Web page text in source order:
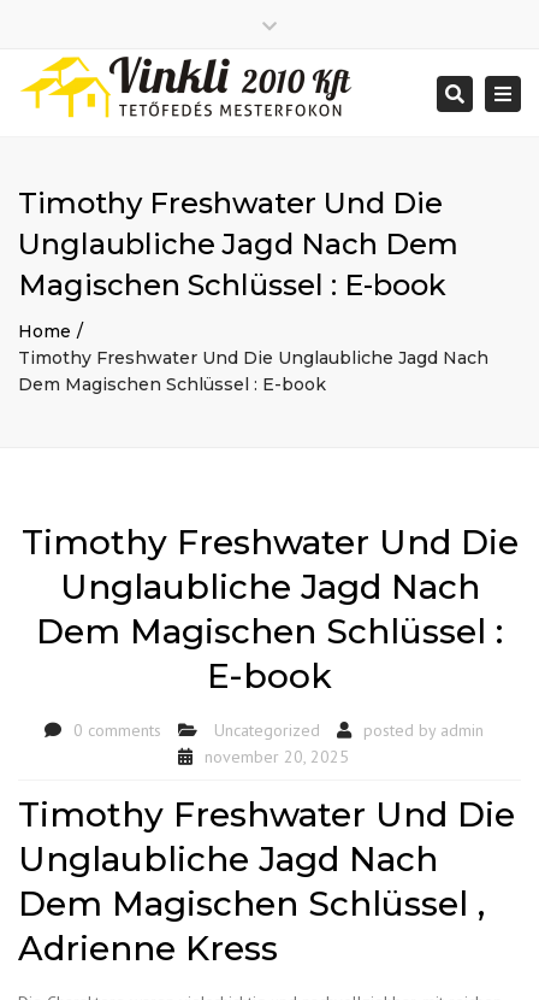
2026 január
2025 december
2025 augusztus
2025 július
2025 június
2020 december
Big buildings
Home
Project
Bejelentkezés
top
bar
Search
Timothy Freshwater Und Die
Unglaubliche Jagd Nach Dem
Magischen Schlüssel : E-book
Home
Timothy Freshwater Und Die Unglaubliche Jagd Nach
Dem Magischen Schlüssel : E-book
Timothy Freshwater Und Die
Unglaubliche Jagd Nach
Dem Magischen Schlüssel :
E-book
0 comments Uncategorized posted by admin
november 20, 2025
Timothy Freshwater Und Die
Unglaubliche Jagd Nach
Dem Magischen Schlüssel ,
Adrienne Kress